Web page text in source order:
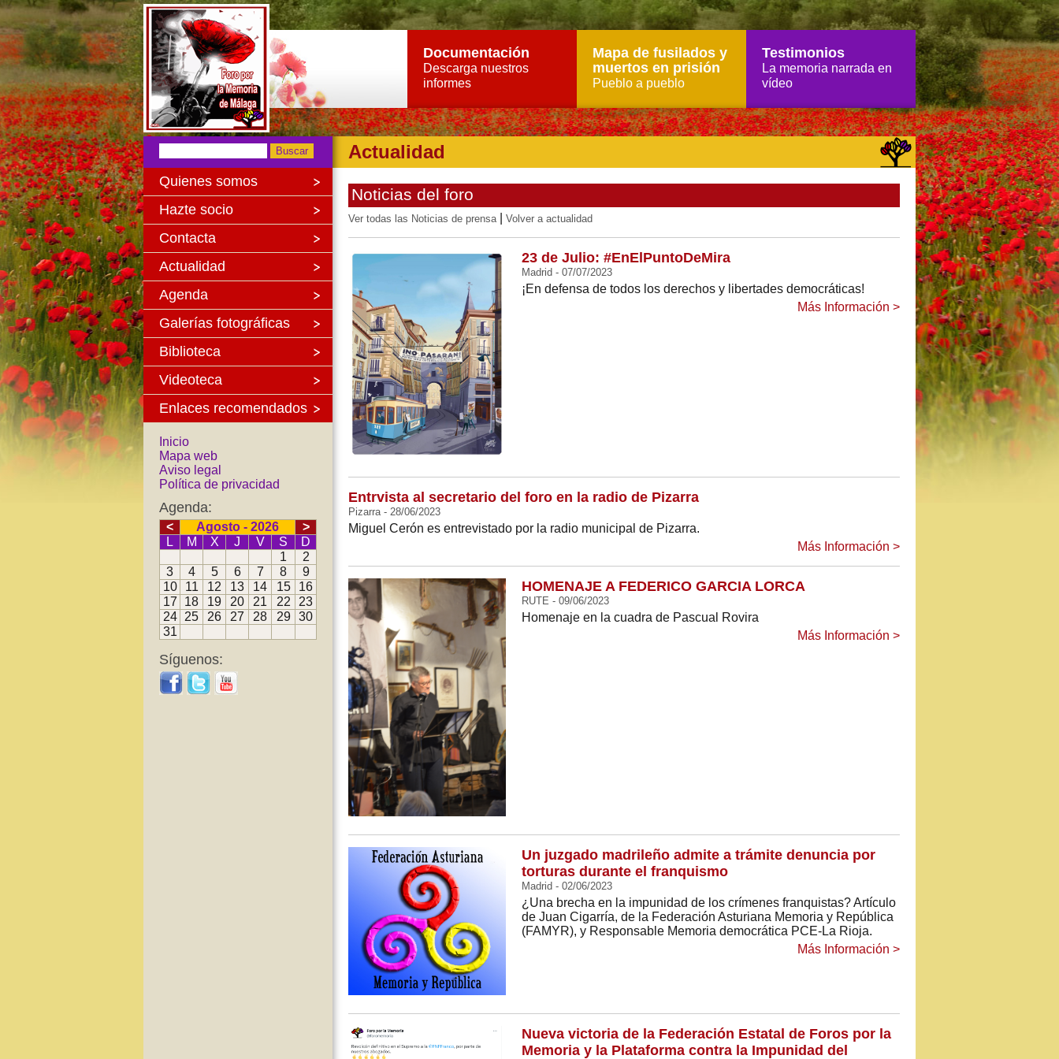
Documentación
Descarga nuestros
informes
Mapa de fusilados y
muertos en prisión
Pueblo a pueblo
Testimonios
La memoria narrada en
vídeo
Quienes somos
Hazte socio
Contacta
Actualidad
Agenda
Galerías fotográficas
Biblioteca
Videoteca
Enlaces recomendados
Inicio
Mapa web
Aviso legal
Política de privacidad
Agenda:
< Agosto - 2026
>
L
M X J V S
D
1
2
3
4 5 6 7 8
9
10
11 12 13 14 15
16
17
18 19 20 21 22
23
24
25 26 27 28 29
30
31
Síguenos:
Actualidad
Noticias del foro
Ver todas las Noticias de prensa Volver a actualidad
23 de Julio: #EnElPuntoDeMira
Madrid - 07/07/2023
¡En defensa de todos los derechos y libertades democráticas!
Más Información >
Entrvista al secretario del foro en la radio de Pizarra
Pizarra - 28/06/2023
Miguel Cerón es entrevistado por la radio municipal de Pizarra.
Más Información >
HOMENAJE A FEDERICO GARCIA LORCA
RUTE - 09/06/2023
Homenaje en la cuadra de Pascual Rovira
Más Información >
Un juzgado madrileño admite a trámite denuncia por
torturas durante el franquismo
Madrid - 02/06/2023
¿Una brecha en la impunidad de los crímenes franquistas? Artículo
de Juan Cigarría, de la Federación Asturiana Memoria y República
(FAMYR), y Responsable Memoria democrática PCE-La Rioja.
Más Información >
Nueva victoria de la Federación Estatal de Foros por la
Memoria y la Plataforma contra la Impunidad del